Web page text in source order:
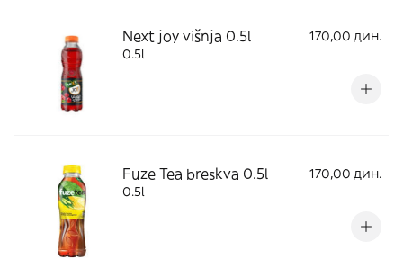
Next joy višnja 0.5l
170,00 дин.
0.5l
Fuze Tea breskva 0.5l
170,00 дин.
0.5l